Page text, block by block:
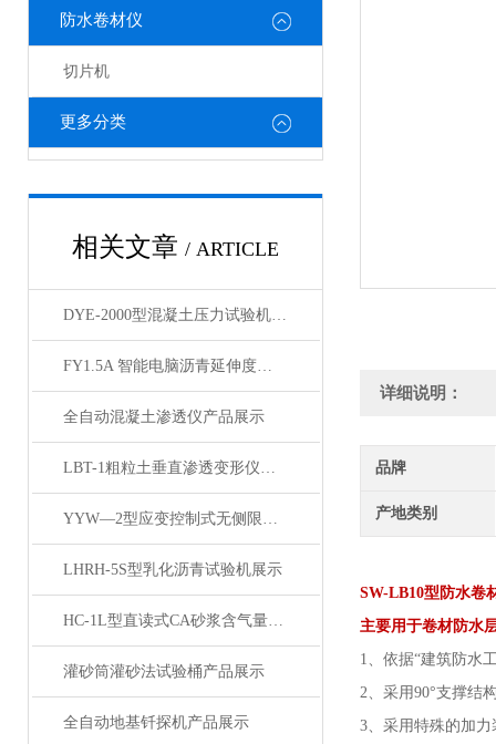
防水卷材仪
切片机
更多分类
相关文章 / ARTICLE
DYE-2000型混凝土压力试验机200吨产品展示
FY1.5A 智能电脑沥青延伸度试验仪产品展示
全自动混凝土渗透仪产品展示
LBT-1粗粒土垂直渗透变形仪产品展示
YYW—2型应变控制式无侧限压力仪 产品展示
LHRH-5S型乳化沥青试验机展示
HC-1L型直读式CA砂浆含气量测定仪展示
灌砂筒灌砂法试验桶产品展示
全自动地基钎探机产品展示
详细说明：
品牌
产地类别
SW-LB10型防水卷
主要用于卷材防水
1、依据“建筑防水
2、采用90°支撑结
3、采用特殊的加